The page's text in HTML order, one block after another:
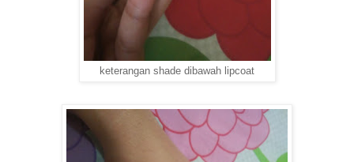
keterangan shade dibawah lipcoat